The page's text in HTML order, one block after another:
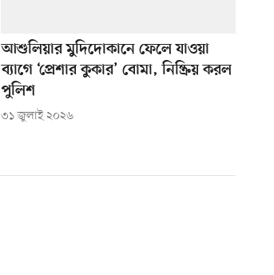
আশুলিয়ার মুদিদোকানে ফেলে যাওয়া
ব্যাগে ‘প্রেশার কুকার’ বোমা, নিষ্ক্রিয় করল
পুলিশ
৩১ জুলাই ২০২৬